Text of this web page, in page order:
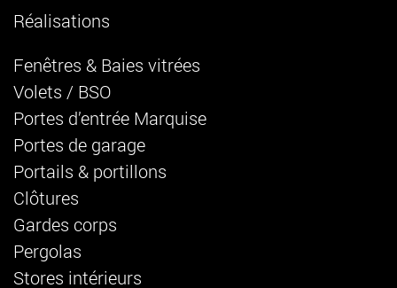
Réalisations
Fenêtres & Baies vitrées
Volets / BSO
Portes d’entrée Marquise
Portes de garage
Portails & portillons
Clôtures
Gardes corps
Pergolas
Stores intérieurs